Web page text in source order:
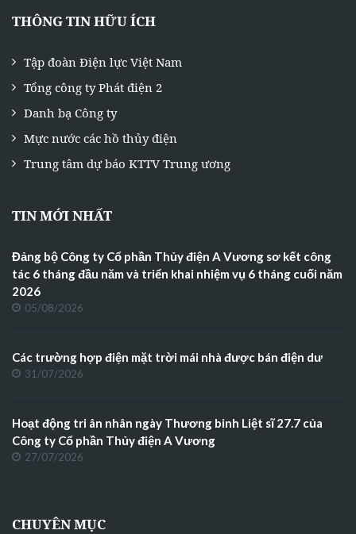
THÔNG TIN HỮU ÍCH
Tập đoàn Điện lực Việt Nam
Tổng công ty Phát điện 2
Danh bạ Công ty
Mực nước các hồ thủy điện
Trung tâm dự báo KTTV Trung ương
TIN MỚI NHẤT
Đảng bộ Công ty Cổ phần Thủy điện A Vương sơ kết công
tác 6 tháng đầu năm và triển khai nhiệm vụ 6 tháng cuối năm
2026
05/08/2026
Các trường hợp điện mặt trời mái nhà được bán điện dư
31/07/2026
Hoạt động tri ân nhân ngày Thương binh Liệt sĩ 27.7 của
Công ty Cổ phần Thủy điện A Vương
27/07/2026
CHUYÊN MỤC